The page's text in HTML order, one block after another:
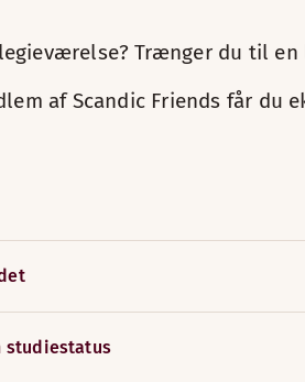
Trænger du til en
af Scandic Friends får
studiestatus